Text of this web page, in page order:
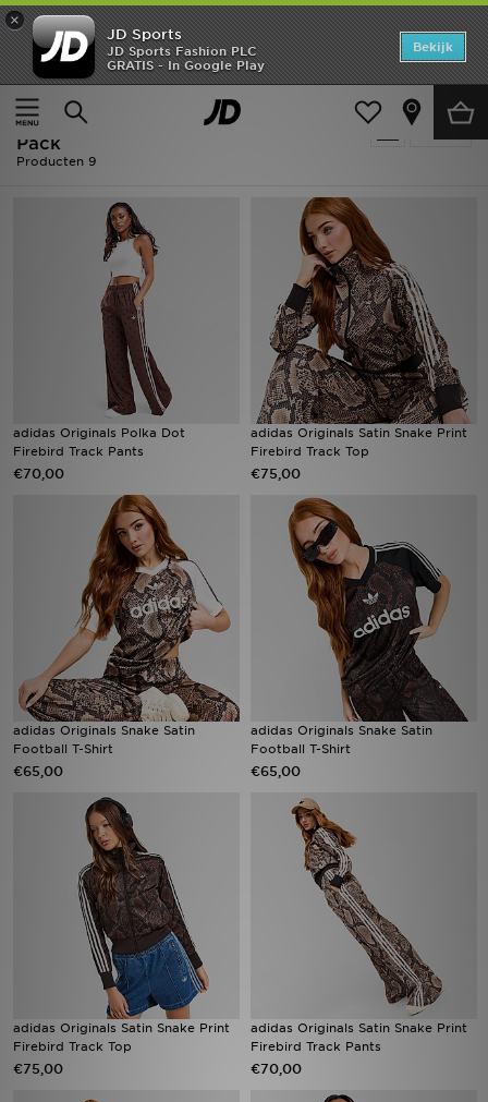
×
JD Sports
JD Sports Fashion PLC
GRATIS - In Google Play
Bekijk
Thuis
Dames
Dames - Adidas Originals Injection
Pack
Producten 9
adidas Originals Polka Dot
Firebird Track Pants
€70,00
adidas Originals Satin Snake Print
Firebird Track Top
€75,00
adidas Originals Snake Satin
Football T-Shirt
€65,00
adidas Originals Snake Satin
Football T-Shirt
€65,00
adidas Originals Satin Snake Print
Firebird Track Top
€75,00
adidas Originals Satin Snake Print
Firebird Track Pants
€70,00
Home
Offers
New In
Sports
Vind een winkel
Bestelling traceren
Mijn JD
Klantenservice
Download de app